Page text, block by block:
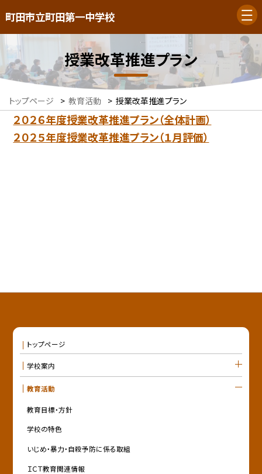
町田市立町田第一中学校
授業改革推進プラン
トップページ > 教育活動 > 授業改革推進プラン
２０２６年度授業改革推進プラン（全体計画）
２０２５年度授業改革推進プラン（１月評価）
トップページ
学校案内
教育活動
教育目標・方針
学校の特色
いじめ・暴力・自殺予防に係る取組
ＩＣＴ教育関連情報